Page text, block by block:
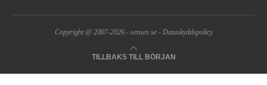
Copyright @ 2007-2026 - senses.se- Dataskyddspolicy
TILLBAKS TILL BÖRJAN